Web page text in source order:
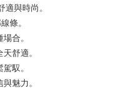
與時尚。
條。
合。
舒適。
馭。
魅力。